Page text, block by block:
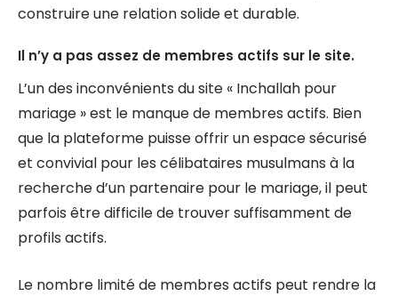
construire une relation solide et durable.
Il n’y a pas assez de membres actifs sur le site.
L’un des inconvénients du site « Inchallah pour
mariage » est le manque de membres actifs. Bien
que la plateforme puisse offrir un espace sécurisé
et convivial pour les célibataires musulmans à la
recherche d’un partenaire pour le mariage, il peut
parfois être difficile de trouver suffisamment de
profils actifs.
Le nombre limité de membres actifs peut rendre la